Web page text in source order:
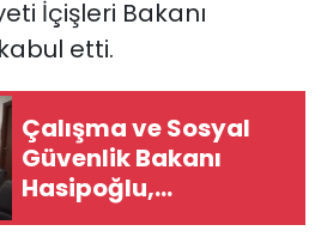
İçişleri Bakanı
etti.
Çalışma ve Sosyal
Güvenlik Bakanı
Hasipoğlu,
Restorancılar